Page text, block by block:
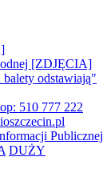
[ZDJĘCIA]
odstawiają"
510 777 222
Publicznej
DUŻY